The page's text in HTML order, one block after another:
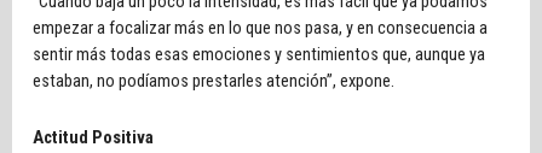
empezar a focalizar más en lo que nos pasa, y en consecuencia a
sentir más todas esas emociones y sentimientos que, aunque ya
estaban, no podíamos prestarles atención”, expone.
Actitud Positiva